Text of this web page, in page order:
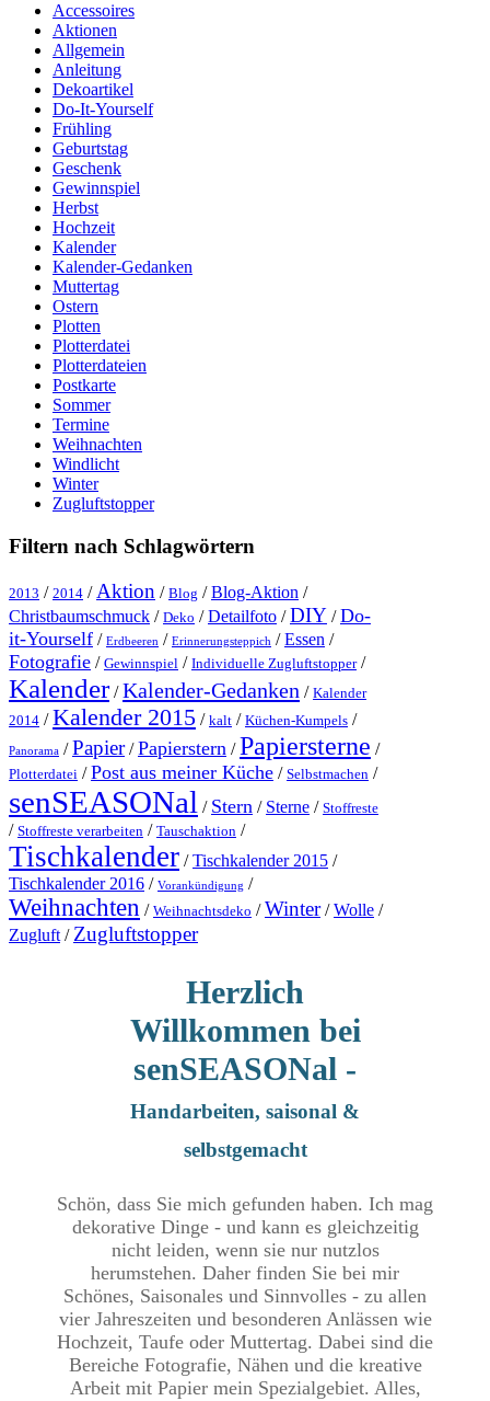
Accessoires
Aktionen
Allgemein
Anleitung
Dekoartikel
Do-It-Yourself
Frühling
Geburtstag
Geschenk
Gewinnspiel
Herbst
Hochzeit
Kalender
Kalender-Gedanken
Muttertag
Ostern
Plotten
Plotterdatei
Plotterdateien
Postkarte
Sommer
Termine
Weihnachten
Windlicht
Winter
Zugluftstopper
Filtern nach Schlagwörtern
2013 / 2014 / Aktion / Blog /Blog-Aktion /
Christbaumschmuck / Deko /Detailfoto /DIY /Do-
it-Yourself / Erdbeeren / Erinnerungsteppich /Essen /
Fotografie / Gewinnspiel / Individuelle Zugluftstopper/
Kalender/Kalender-Gedanken / Kalender
2014 /Kalender 2015 / kalt / Küchen-Kumpels /
Panorama /Papier/Papierstern /Papiersterne /
Plotterdatei /Post aus meiner Küche / Selbstmachen /
senSEASONal / Stern / Sterne / Stoffreste
/ Stoffreste verarbeiten / Tauschaktion /
Tischkalender /Tischkalender 2015 /
Tischkalender 2016 / Vorankündigung /
Weihnachten / Weihnachtsdeko /Winter/Wolle /
Zugluft / Zugluftstopper
Herzlich
Willkommen bei
senSEASONal -
Handarbeiten, saisonal &
selbstgemacht
Schön, dass Sie mich gefunden haben. Ich mag
dekorative Dinge - und kann es gleichzeitig
nicht leiden, wenn sie nur nutzlos
herumstehen. Daher finden Sie bei mir
Schönes, Saisonales und Sinnvolles - zu allen
vier Jahreszeiten und besonderen Anlässen wie
Hochzeit, Taufe oder Muttertag. Dabei sind die
Bereiche Fotografie, Nähen und die kreative
Arbeit mit Papier mein Spezialgebiet. Alles,